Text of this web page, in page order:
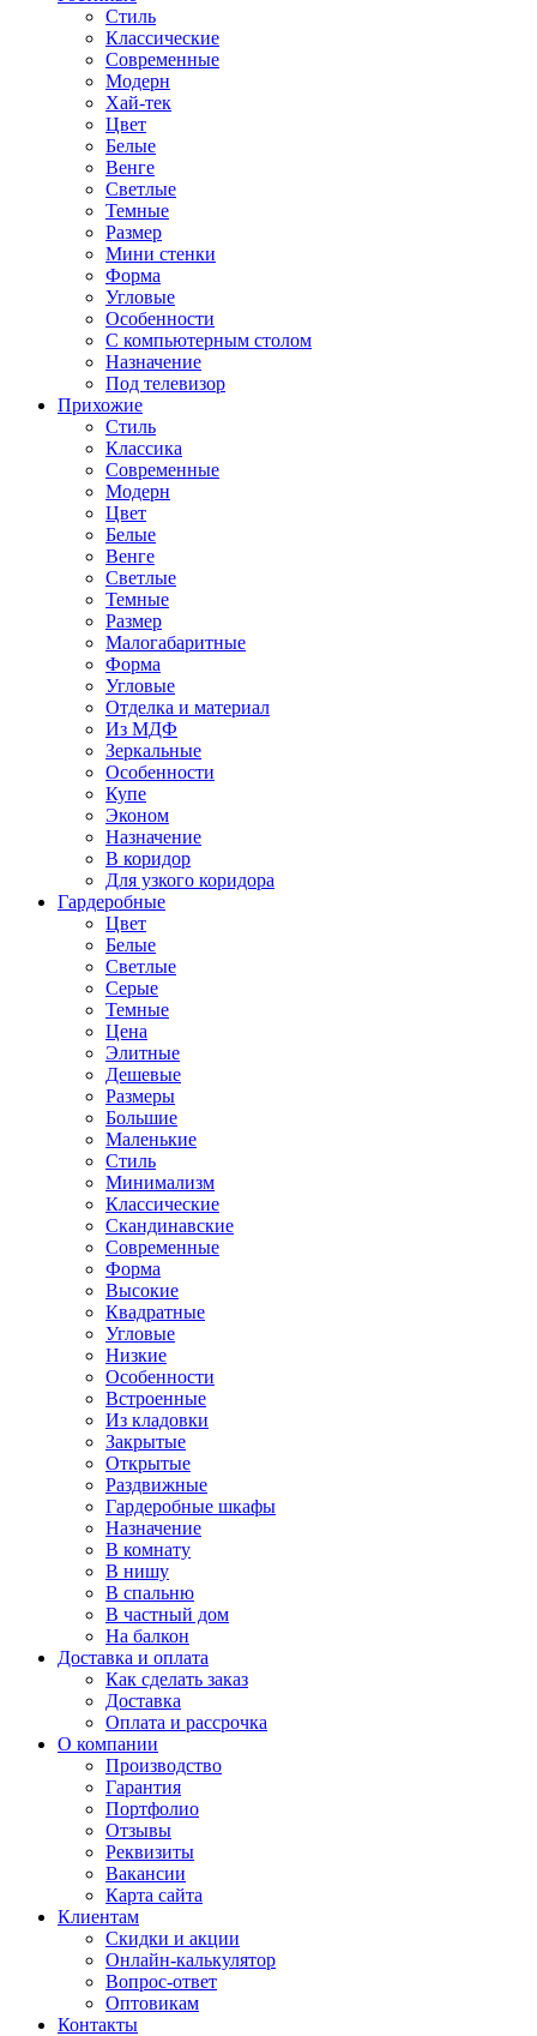
Стиль
Классические
Современные
Модерн
Хай-тек
Цвет
Белые
Венге
Светлые
Темные
Размер
Мини стенки
Форма
Угловые
Особенности
С компьютерным столом
Назначение
Под телевизор
Прихожие
Стиль
Классика
Современные
Модерн
Цвет
Белые
Венге
Светлые
Темные
Размер
Малогабаритные
Форма
Угловые
Отделка и материал
Из МДФ
Зеркальные
Особенности
Купе
Эконом
Назначение
В коридор
Для узкого коридора
Гардеробные
Цвет
Белые
Светлые
Серые
Темные
Цена
Элитные
Дешевые
Размеры
Большие
Маленькие
Стиль
Минимализм
Классические
Скандинавские
Современные
Форма
Высокие
Квадратные
Угловые
Низкие
Особенности
Встроенные
Из кладовки
Закрытые
Открытые
Раздвижные
Гардеробные шкафы
Назначение
В комнату
В нишу
В спальню
В частный дом
На балкон
Доставка и оплата
Как сделать заказ
Доставка
Оплата и рассрочка
О компании
Производство
Гарантия
Портфолио
Отзывы
Реквизиты
Вакансии
Карта сайта
Клиентам
Скидки и акции
Онлайн-калькулятор
Вопрос-ответ
Оптовикам
Контакты